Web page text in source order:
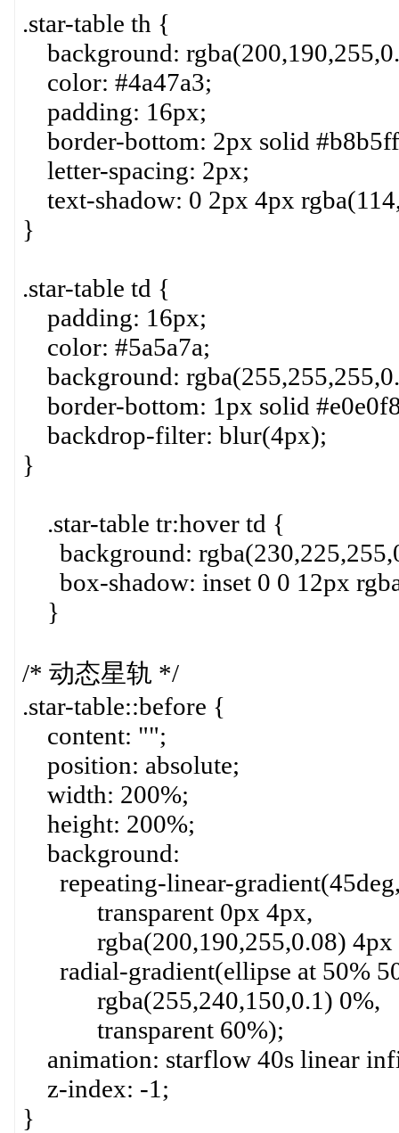
.star-table th {
background:
color: #4a47a3;
padding: 16px;
border-bottom: 2px solid
letter-spacing: 2px;
text-shadow: 0 2px 4px
}
.star-table td {
padding: 16px;
color: #5a5a7a;
background:
border-bottom: 1px solid
backdrop-filter: blur(4px);
}
.star-table tr:hover td {
background:
box-shadow: inset 0 0 12px
}
/* 动态星轨 */
.star-table::before {
content: "";
position: absolute;
width: 200%;
height: 200%;
background:
repeating-linear-
transparent 0px 4px,
rgba(200,190,255,0.08) 4px
radial-gradient(ellipse at 50%
rgba(255,240,150,0.1) 0%,
transparent 60%);
animation: starflow 40s linear
z-index: -1;
}